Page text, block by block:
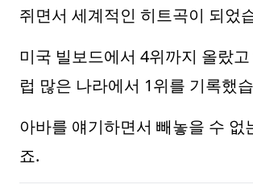
쥐면서 세계적인 히트곡이 되었
미국 빌보드에서 4위까지 올랐
럽 많은 나라에서 1위를 기록했
아바를 얘기하면서 빼놓을 수 없
죠.